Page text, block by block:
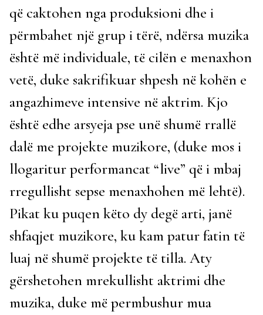
që caktohen nga produksioni dhe i
përmbahet një grup i tërë, ndërsa muzika
është më individuale, të cilën e menaxhon
vetë, duke sakrifikuar shpesh në kohën e
angazhimeve intensive në aktrim. Kjo
është edhe arsyeja pse unë shumë rrallë
dalë me projekte muzikore, (duke mos i
llogaritur performancat “live” që i mbaj
rregullisht sepse menaxhohen më lehtë).
Pikat ku puqen këto dy degë arti, janë
shfaqjet muzikore, ku kam patur fatin të
luaj në shumë projekte të tilla. Aty
gërshetohen mrekullisht aktrimi dhe
muzika, duke më permbushur mua